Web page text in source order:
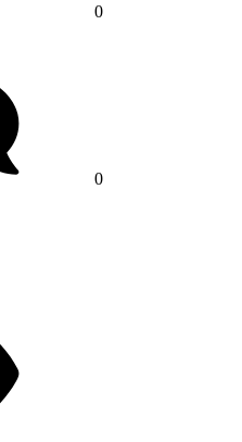
0
0